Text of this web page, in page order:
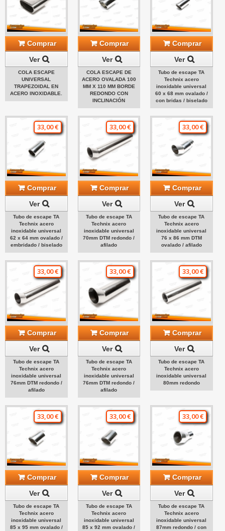
Comprar
Ver
COLA ESCAPE
UNIVERSAL
TRAPEZOIDAL EN
ACERO INOXIDABLE.
Comprar
Ver
COLA ESCAPE DE
ACERO OVALADA 100
MM X 110 MM BORDE
REDONDO CON
INCLINACIÓN
Comprar
Ver
Tubo de escape TA
Technix acero
inoxidable universal
60 x 68 mm ovalado /
con bridas / biselado
33,00 €
Comprar
Ver
Tubo de escape TA
Technix acero
inoxidable universal
62 x 64 mm ovalado /
embridado / biselado
33,00 €
Comprar
Ver
Tubo de escape TA
Technix acero
inoxidable universal
70mm DTM redondo /
afilado
33,00 €
Comprar
Ver
Tubo de escape TA
Technix acero
inoxidable universal
76 x 86 mm DTM
ovalado / afilado
33,00 €
Comprar
Ver
Tubo de escape TA
Technix acero
inoxidable universal
76mm DTM redondo /
afilado
33,00 €
Comprar
Ver
Tubo de escape TA
Technix acero
inoxidable universal
76mm DTM redondo /
afilado
33,00 €
Comprar
Ver
Tubo de escape TA
Technix acero
inoxidable universal
80mm redondo
33,00 €
Comprar
Ver
Tubo de escape TA
Technix acero
inoxidable universal
85 x 95 mm ovalado /
33,00 €
Comprar
Ver
Tubo de escape TA
Technix acero
inoxidable universal
85 x 92 mm ovalado /
33,00 €
Comprar
Ver
Tubo de escape TA
Technix acero
inoxidable universal
87mm redondo / con